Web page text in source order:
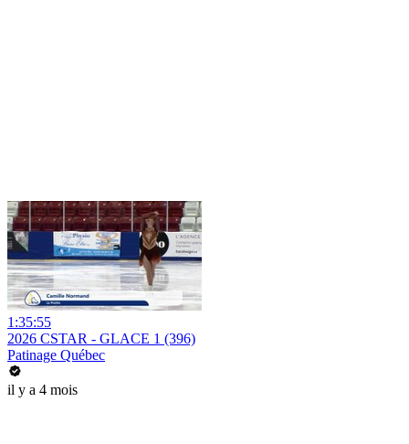
1:35:55
2026 CSTAR - GLACE 1 (396)
Patinage Québec
il y a 4 mois